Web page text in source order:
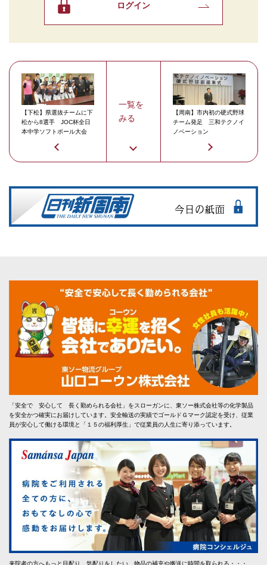
ログイン
【下松】県選抜チームに下
松から8選手 JOC杯全日
本中学ソフトボール大会
一覧を
みる
【周南】市内初の硬式野球
チーム発足 三和テクノイ
ノベーション
「安全で 安心して 長く勤められる会社」をスローガンに、東ソー株式会社等の化学製品
を安全かつ確実にお届けしています。安全輸送の実績でゴールドＧマーク認定を受け、従業
員が安心して働ける環境と「１５の福利厚生」で従業員の人生に寄り添っています。
来院者の方へもっと目配り、気配りをしたい。物品の補充や搬送に時間を取られる・・・